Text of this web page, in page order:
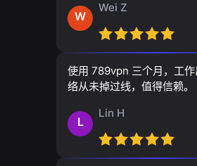
W
Wei Z
使用 789vpn 三个月，工作
络从未掉过线，值得信赖。
L
Lin H